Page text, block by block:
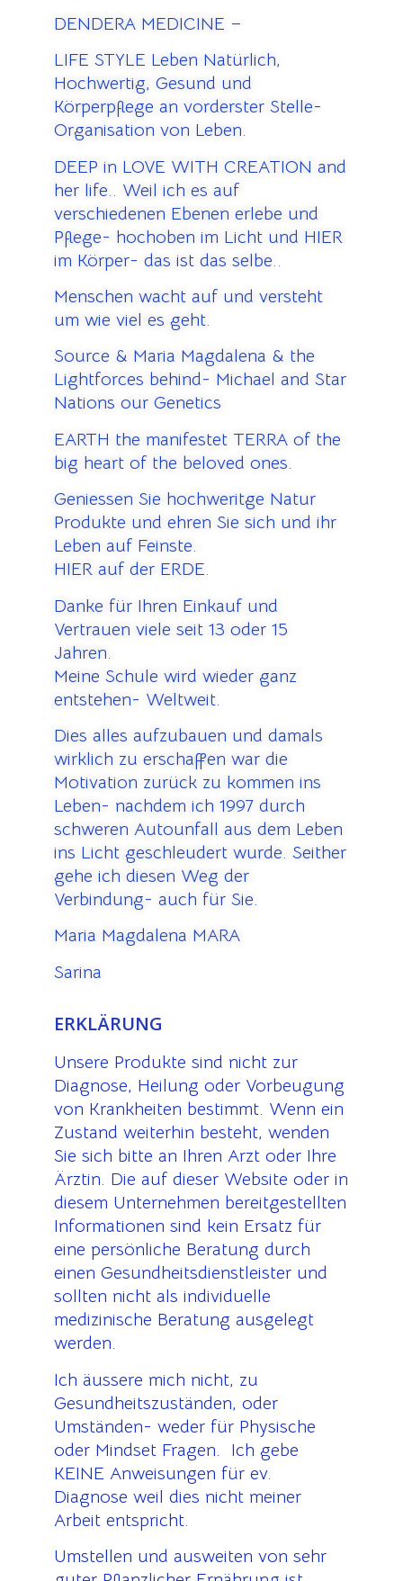
DENDERA MEDICINE –
LIFE STYLE Leben Natürlich,
Hochwertig, Gesund und
Körperpflege an vorderster Stelle-
Organisation von Leben.
DEEP in LOVE WITH CREATION and
her life.. Weil ich es auf
verschiedenen Ebenen erlebe und
Pflege- hochoben im Licht und HIER
im Körper- das ist das selbe..
Menschen wacht auf und versteht
um wie viel es geht.
Source & Maria Magdalena & the
Lightforces behind- Michael and Star
Nations our Genetics
EARTH the manifestet TERRA of the
big heart of the beloved ones.
Geniessen Sie hochweritge Natur
Produkte und ehren Sie sich und ihr
Leben auf Feinste.
HIER auf der ERDE.
Danke für Ihren Einkauf und
Vertrauen viele seit 13 oder 15
Jahren.
Meine Schule wird wieder ganz
entstehen- Weltweit.
Dies alles aufzubauen und damals
wirklich zu erschaffen war die
Motivation zurück zu kommen ins
Leben- nachdem ich 1997 durch
schweren Autounfall aus dem Leben
ins Licht geschleudert wurde. Seither
gehe ich diesen Weg der
Verbindung- auch für Sie.
Maria Magdalena MARA
Sarina
ERKLÄRUNG
Unsere Produkte sind nicht zur
Diagnose, Heilung oder Vorbeugung
von Krankheiten bestimmt. Wenn ein
Zustand weiterhin besteht, wenden
Sie sich bitte an Ihren Arzt oder Ihre
Ärztin. Die auf dieser Website oder in
diesem Unternehmen bereitgestellten
Informationen sind kein Ersatz für
eine persönliche Beratung durch
einen Gesundheitsdienstleister und
sollten nicht als individuelle
medizinische Beratung ausgelegt
werden.
Ich äussere mich nicht, zu
Gesundheitszuständen, oder
Umständen- weder für Physische
oder Mindset Fragen. Ich gebe
KEINE Anweisungen für ev.
Diagnose weil dies nicht meiner
Arbeit entspricht.
Umstellen und ausweiten von sehr